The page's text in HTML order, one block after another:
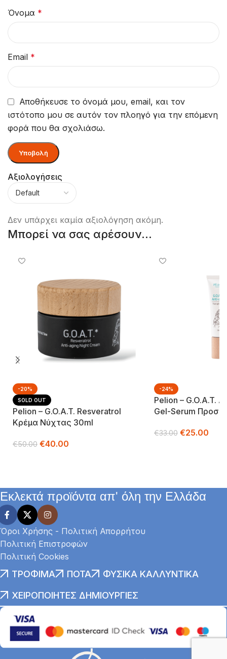
Αξιολογήσεις
Δεν υπάρχει καμία αξιολόγηση ακόμη.
Όνομα *
Email *
Αποθήκευσε το όνομά μου, email, και τον
ιστότοπο μου σε αυτόν τον πλοηγό για την επόμενη
φορά που θα σχολιάσω.
Μπορεί να σας αρέσουν...
-20%
SOLD OUT
Pelion – G.o.a.t. Resveratrol
Κρέμα Νύχτας 30ml
€50.00 €40.00
-24%
Pelion – G.o.a.t.
Gel-Serum
€33.00 €25.00
Εκλεκτά προϊόντα απ' όλη την Ελλάδα
Όροι Χρήσης - Πολιτική Απορρήτου
Πολιτική Επιστροφών
Πολιτική Cookies
ΤΡΌΦΙΜΑ ΠΟΤΆ
ΦΥΣΙΚΆ ΚΑΛΛΥΝΤΙΚΆ
ΧΕΙΡΟΠΟΊΗΤΕΣ ΔΗΜΙΟΥΡΓΊΕΣ